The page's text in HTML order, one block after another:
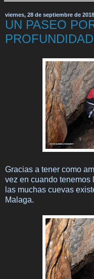
viernes, 28 de septiembre de 2018
UN PASEO
Gracias a tener como
vez en cuando
las muchas cuevas
Malaga.